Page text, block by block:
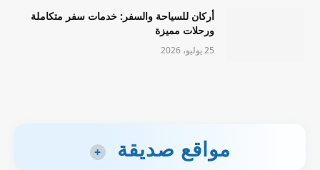
أركان للسياحة والسفر: خدمات سفر متكاملة
ورحلات مميزة
25 يوليو، 2026
مواقع صديقة +